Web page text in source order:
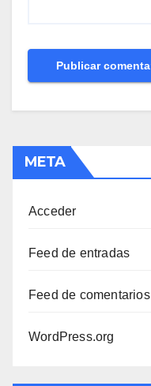
META
Acceder
Feed de entradas
Feed de comentarios
WordPress.org